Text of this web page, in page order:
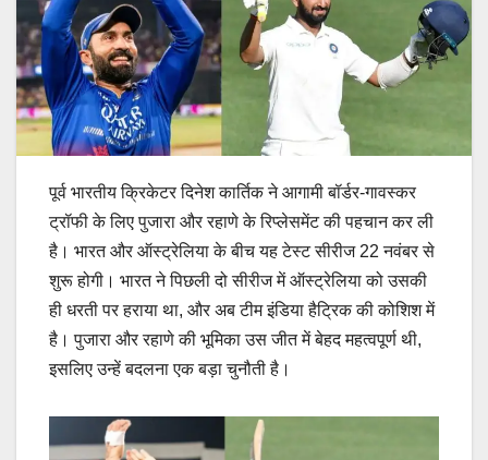
पूर्व भारतीय क्रिकेटर दिनेश कार्तिक ने आगामी बॉर्डर-गावस्कर
ट्रॉफी के लिए पुजारा और रहाणे के रिप्लेसमेंट की पहचान कर ली
है। भारत और ऑस्ट्रेलिया के बीच यह टेस्ट सीरीज 22 नवंबर से
शुरू होगी। भारत ने पिछली दो सीरीज में ऑस्ट्रेलिया को उसकी
ही धरती पर हराया था, और अब टीम इंडिया हैट्रिक की कोशिश में
है। पुजारा और रहाणे की भूमिका उस जीत में बेहद महत्वपूर्ण थी,
इसलिए उन्हें बदलना एक बड़ा चुनौती है।